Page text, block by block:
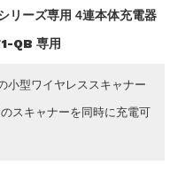
リーズ専用 4連本体充電器
QB 専用
小型ワイヤレススキャナー
スキャナーを同時に充電可